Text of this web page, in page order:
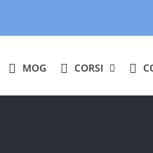
MOG CORSI